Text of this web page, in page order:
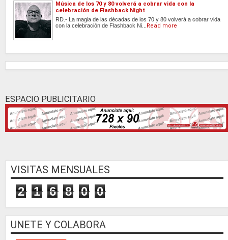
Música de los 70 y 80 volverá a cobrar vida con la
celebración de Flashback Night
RD.- La magia de las décadas de los 70 y 80 volverá a cobrar vida
con la celebración de Flashback Ni... Read more
ESPACIO PUBLICITARIO
VISITAS MENSUALES
2 1 6 8 0 0
UNETE Y COLABORA